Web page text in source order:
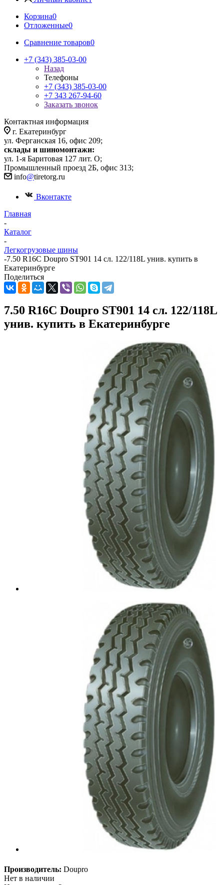
Корзина0
Отложенные0
Сравнение товаров0
+7 (343) 385-03-00
Назад
Телефоны
+7 (343) 385-03-00
+7 343 267-94-60
Заказать звонок
Контактная информация
г. Екатеринбург
ул. Ферганская 16, офис 209;
склады и шиномонтажи:
ул. 1-я Баритовая 127 лит. О;
Промышленный проезд 2Б, офис 313;
info@tiretorg.ru
Вконтакте
Главная
-
Каталог
-
Легкогрузовые шины
-7.50 R16C Doupro ST901 14 сл. 122/118L унив. купить в
Екатеринбурге
Поделиться
7.50 R16C Doupro ST901 14 сл. 122/118L
унив. купить в Екатеринбурге
Производитель: Doupro
Нет в наличии